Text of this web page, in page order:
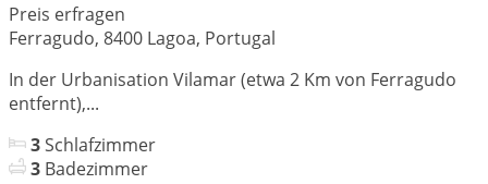
Preis erfragen
Ferragudo, 8400 Lagoa, Portugal
In der Urbanisation Vilamar (etwa 2 Km von Ferragudo
entfernt),...
3Schlafzimmer
3 Badezimmer